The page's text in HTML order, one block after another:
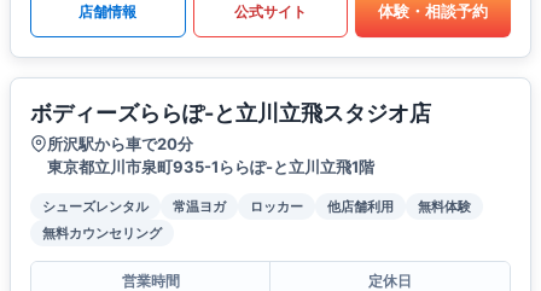
店舗情報 公式サイト 体験・相談予約
ボディーズららぽ-と立川立飛スタジオ店
所沢駅から車で20分
東京都立川市泉町935-1ららぽ-と立川立飛1階
シューズレンタル 常温ヨガ ロッカー 他店舗利用
無料体験
無料カウンセリング
営業時間
定休日